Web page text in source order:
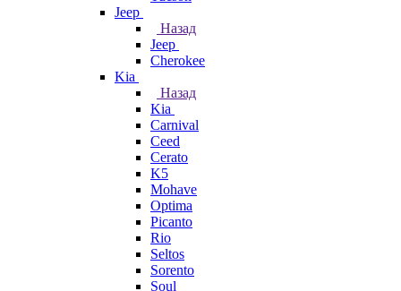
Jeep
Назад
Jeep
Cherokee
Kia
Назад
Kia
Carnival
Ceed
Cerato
K5
Mohave
Optima
Picanto
Rio
Seltos
Sorento
Soul